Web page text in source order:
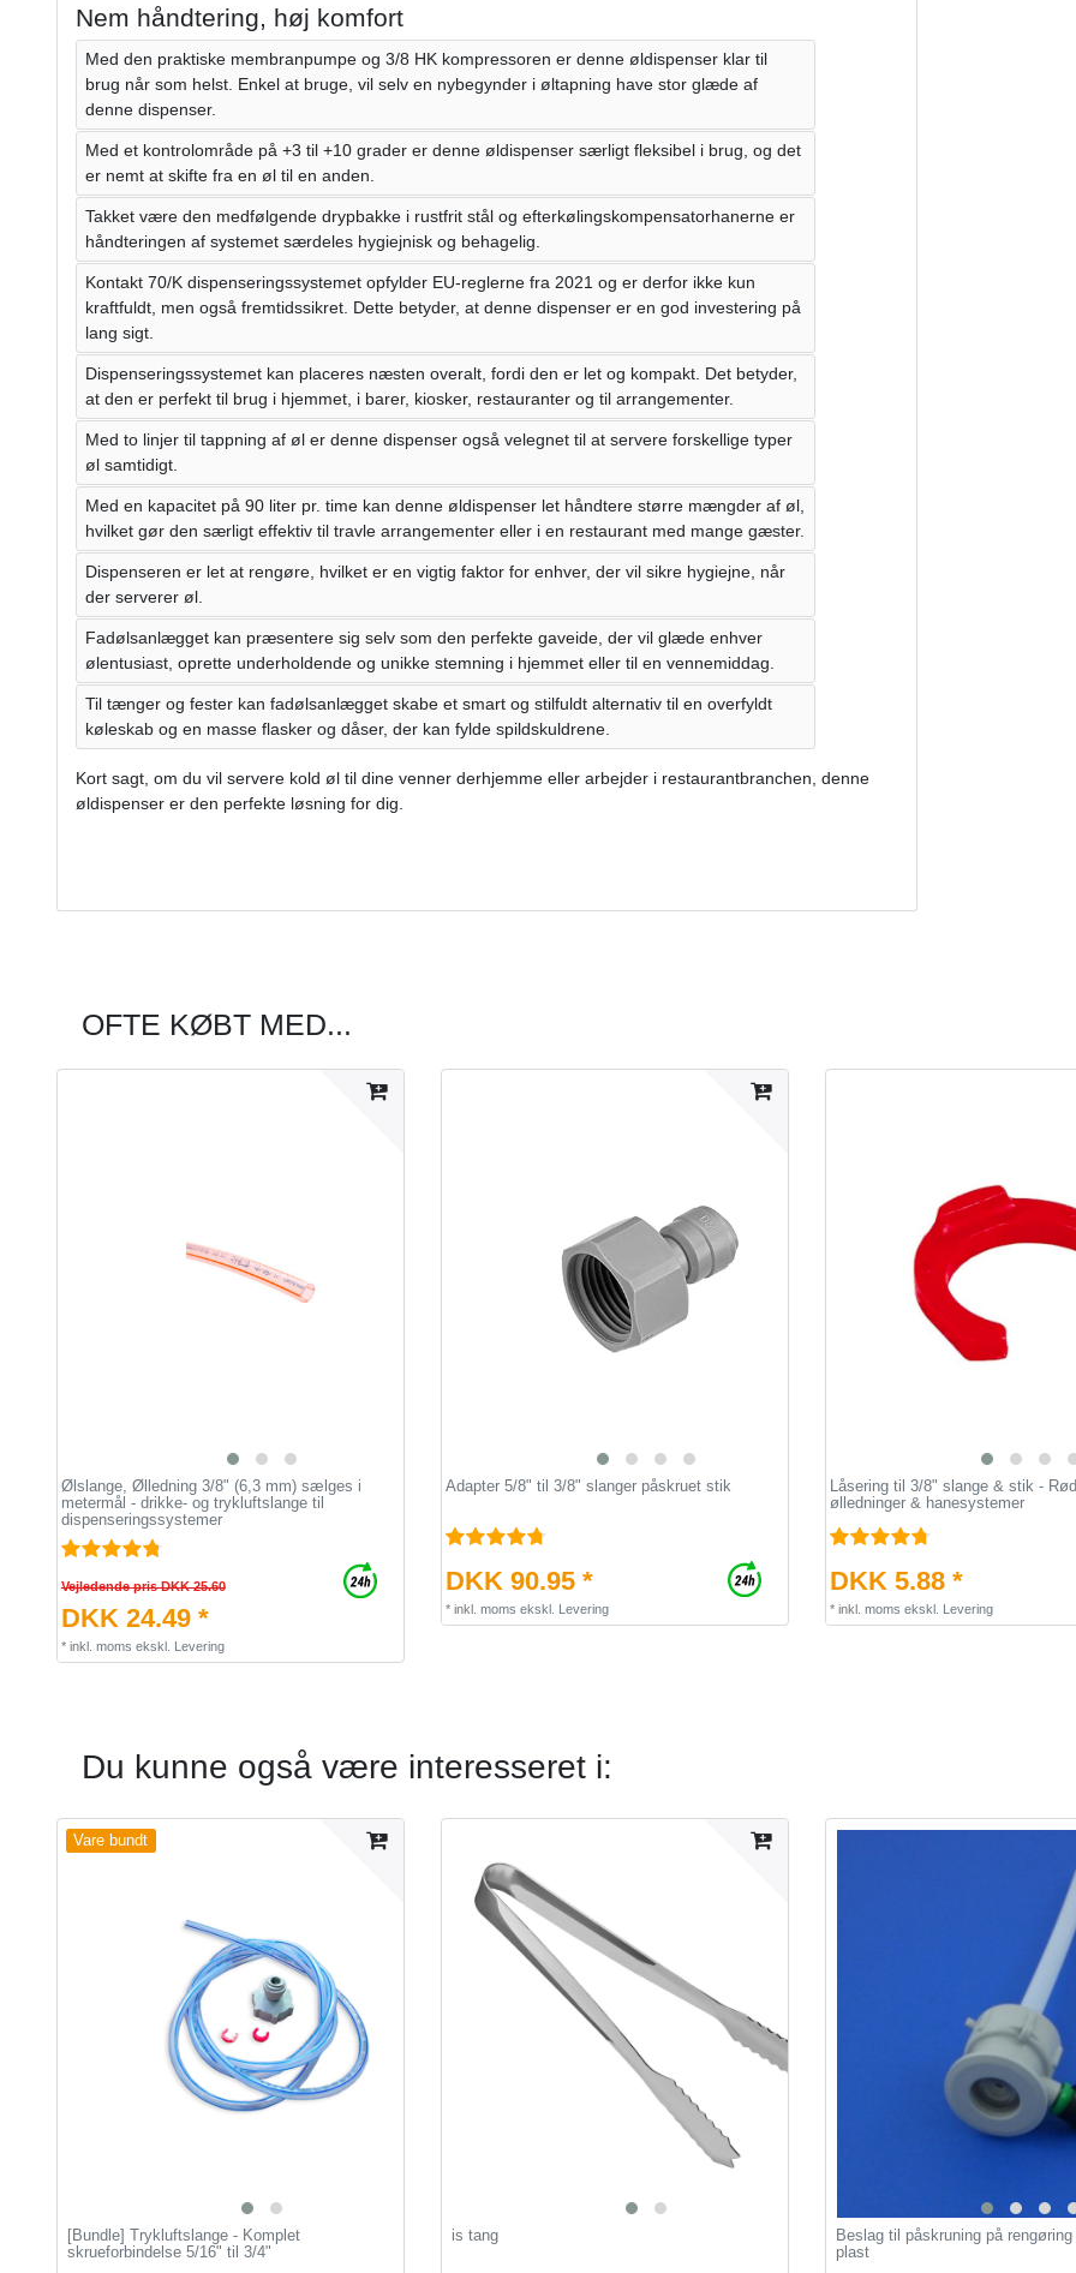
Nem håndtering, høj komfort
Med den praktiske membranpumpe og 3/8 HK kompressoren er denne øldispenser klar til
brug når som helst. Enkel at bruge, vil selv en nybegynder i øltapning have stor glæde af
denne dispenser.
Med et kontrolområde på +3 til +10 grader er denne øldispenser særligt fleksibel i brug, og det
er nemt at skifte fra en øl til en anden.
Takket være den medfølgende drypbakke i rustfrit stål og efterkølingskompensatorhanerne er
håndteringen af ​​systemet særdeles hygiejnisk og behagelig.
Kontakt 70/K dispenseringssystemet opfylder EU-reglerne fra 2021 og er derfor ikke kun
kraftfuldt, men også fremtidssikret. Dette betyder, at denne dispenser er en god investering på
lang sigt.
Dispenseringssystemet kan placeres næsten overalt, fordi den er let og kompakt. Det betyder,
at den er perfekt til brug i hjemmet, i barer, kiosker, restauranter og til arrangementer.
Med to linjer til tappning af øl er denne dispenser også velegnet til at servere forskellige typer
øl samtidigt.
Med en kapacitet på 90 liter pr. time kan denne øldispenser let håndtere større mængder af øl,
hvilket gør den særligt effektiv til travle arrangementer eller i en restaurant med mange gæster.
Dispenseren er let at rengøre, hvilket er en vigtig faktor for enhver, der vil sikre hygiejne, når
der serverer øl.
Fadølsanlægget kan præsentere sig selv som den perfekte gaveide, der vil glæde enhver
ølentusiast, oprette underholdende og unikke stemning i hjemmet eller til en vennemiddag.
Til tænger og fester kan fadølsanlægget skabe et smart og stilfuldt alternativ til en overfyldt
køleskab og en masse flasker og dåser, der kan fylde spildskuldrene.
Kort sagt, om du vil servere kold øl til dine venner derhjemme eller arbejder i restaurantbranchen, denne
øldispenser er den perfekte løsning for dig.
OFTE KØBT MED...
Ølslange, Ølledning 3/8" (6,3 mm) sælges i
metermål - drikke- og trykluftslange til
dispenseringssystemer
Vejledende pris DKK 25.60
DKK 24.49 *
* inkl. moms ekskl. Levering
Adapter 5/8" til 3/8" slanger påskruet stik
DKK 90.95 *
* inkl. moms ekskl. Levering
Låsering til 3/8" slange & stik -
ølledninger & hanesystemer
DKK 5.88 *
* inkl. moms ekskl. Levering
Du kunne også være interesseret i:
Vare bundt
[Bundle] Trykluftslange - Komplet
skrueforbindelse 5/16" til 3/4"
is tang
Beslag til påskruning på
plast